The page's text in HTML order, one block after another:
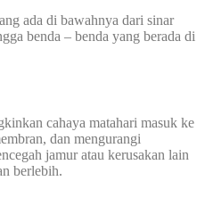
ada di bawahnya dari sinar
benda – benda yang berada di
cahaya matahari masuk ke
dan mengurangi
jamur atau kerusakan lain
berlebih.